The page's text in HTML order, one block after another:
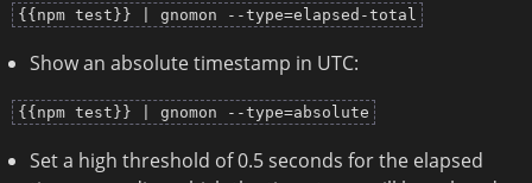
{{npm test}} | gnomon --type=elapsed-total
Show an absolute timestamp in UTC:
{{npm test}} | gnomon --type=absolute
Set a high threshold of 0.5 seconds for the elapsed